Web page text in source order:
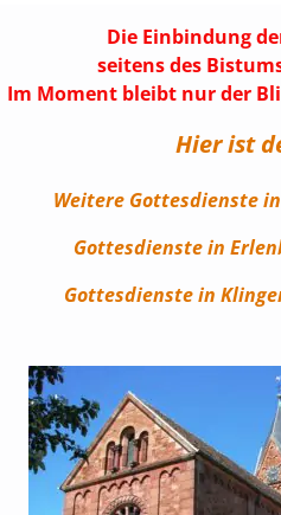
Die Einbindung
seitens des
Im Moment bleibt nur der
Hier ist
Weitere Gottesdienste
Gottesdienste in
Gottesdienste in